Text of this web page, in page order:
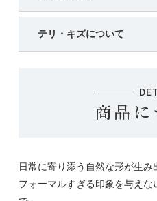
テリ・キズについて
商品
日常に寄り添う自然な形が生み
フォーマルすぎる印象を与え